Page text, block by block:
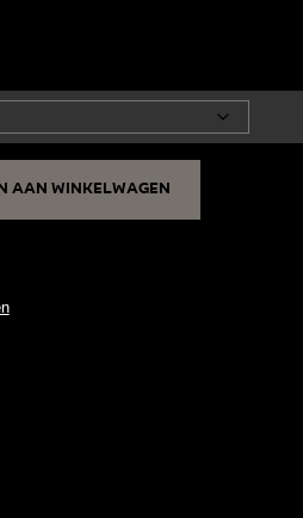
aan winkelwagen